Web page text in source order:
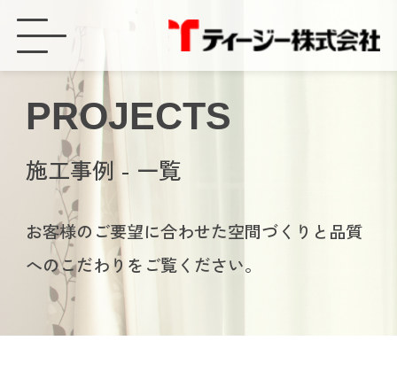
PROJECTS
施工事例 - 一覧
お客様のご要望に合わせた空間づくりと品質
へのこだわりをご覧ください。